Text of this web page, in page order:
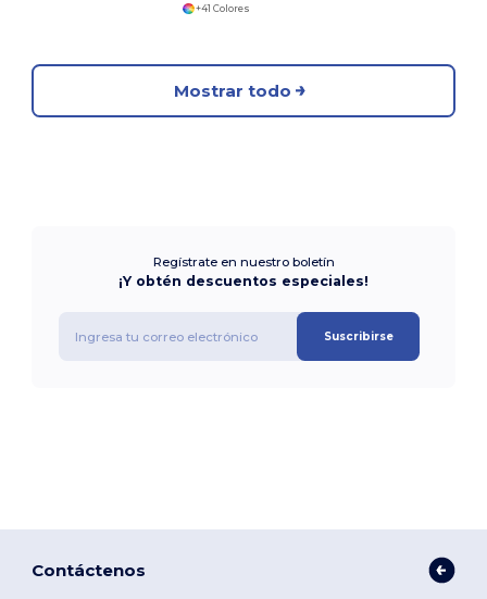
+41 Colores
Mostrar todo
Regístrate en nuestro boletín
¡Y obtén descuentos especiales!
Suscribirse
Contáctenos